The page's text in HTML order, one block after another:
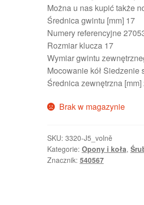
Można u nas kupić także
Średnica gwintu [mm] 17
Numery referencyjne
Rozmiar klucza 17
Wymiar gwintu
Mocowanie kół Siedzenie
Średnica zewnętrzna [mm]
Brak w magazynie
SKU: 3320-J5_volně
Kategorie: Opony i koła,
Znacznik: 540567